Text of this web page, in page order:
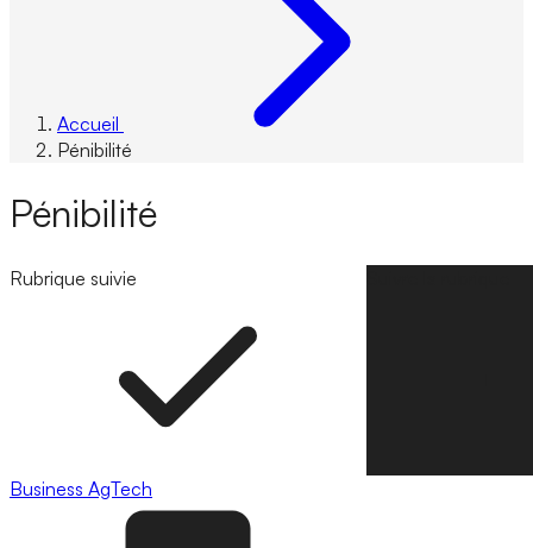
Accueil
Pénibilité
Pénibilité
Rubrique suivie
Business AgTech